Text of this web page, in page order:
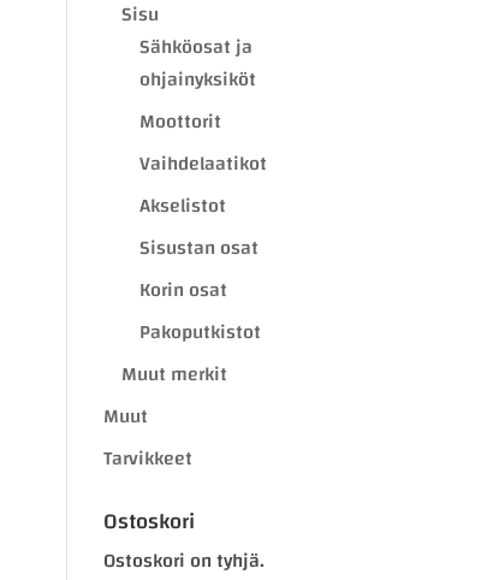
Sisu
Sähköosat ja
ohjainyksiköt
Moottorit
Vaihdelaatikot
Akselistot
Sisustan osat
Korin osat
Pakoputkistot
Muut merkit
Muut
Tarvikkeet
Ostoskori
Ostoskori on tyhjä.